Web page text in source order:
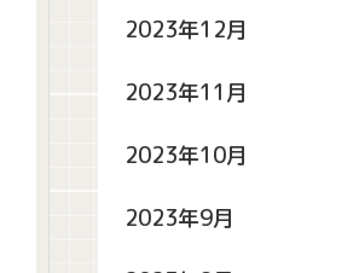
2023年12月
2023年11月
2023年10月
2023年9月